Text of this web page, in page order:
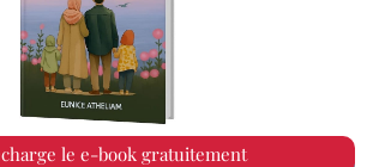
le e-book gratuitement